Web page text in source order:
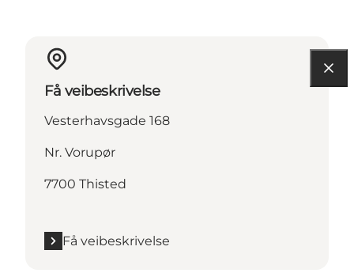
Få veibeskrivelse
Vesterhavsgade 168
Nr. Vorupør
7700 Thisted
Få veibeskrivelse